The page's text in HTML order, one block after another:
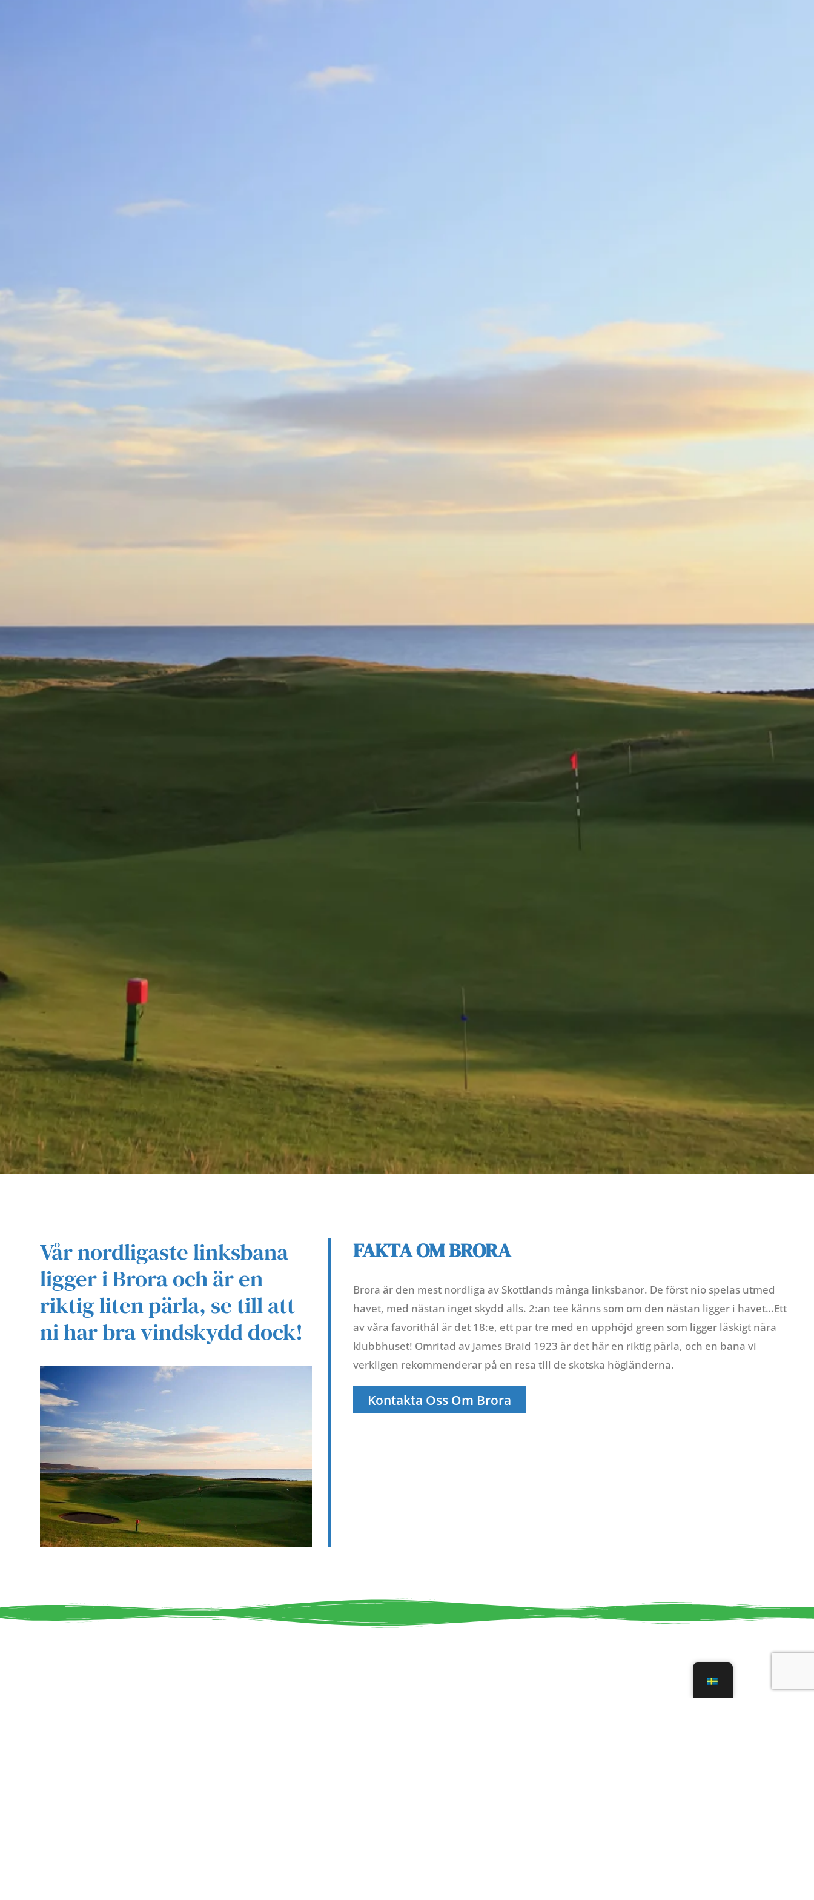
Vår nordligaste linksbana
ligger i Brora och är en
riktig liten pärla, se till att
ni har bra vindskydd dock!
FAKTA OM BRORA
Brora är den mest nordliga av Skottlands många linksbanor. De först nio spelas utmed
havet, med nästan inget skydd alls. 2:an tee känns som om den nästan ligger i havet…Ett
av våra favorithål är det 18:e, ett par tre med en upphöjd green som ligger läskigt nära
klubbhuset! Omritad av James Braid 1923 är det här en riktig pärla, och en bana vi
verkligen rekommenderar på en resa till de skotska högländerna.
Kontakta Oss Om Brora